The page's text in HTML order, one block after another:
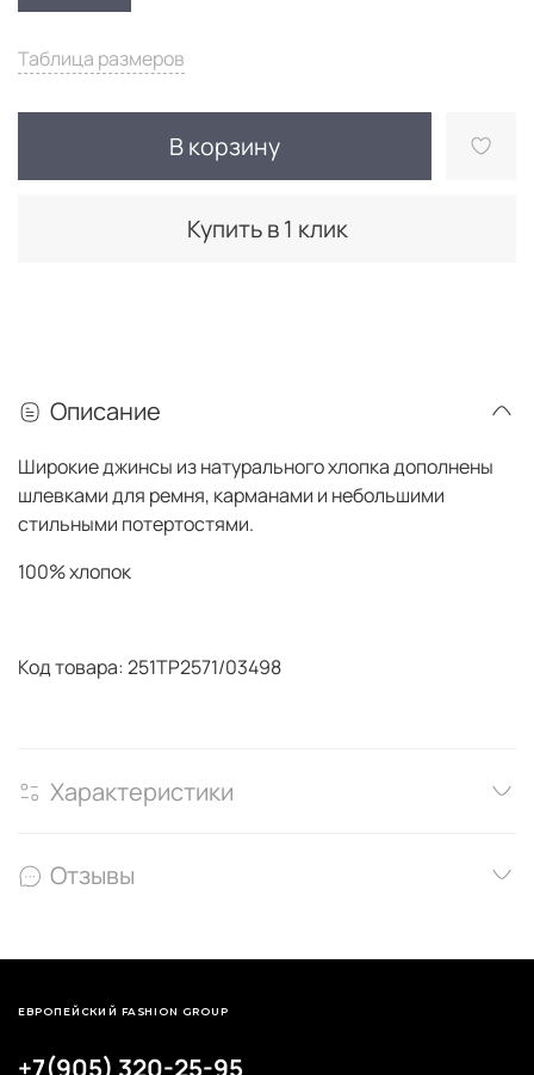
Таблица размеров
В корзину
Купить в 1 клик
Описание
Широкие джинсы из натурального хлопка дополнены
шлевками для ремня, карманами и небольшими
стильными потертостями.
100% хлопок
Код товара: 251TP2571/03498
Характеристики
Отзывы
+7(905) 320-25-95
ЕВРОПЕЙСКИЙ FASHION GROUP